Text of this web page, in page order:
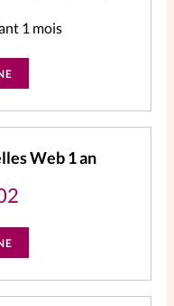
1 mois
Web 1 an